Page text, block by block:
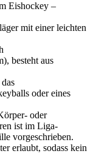
Eishockey –
mit einer leichten
besteht aus
oder eines
oder
ist im Liga-
vorgeschrieben.
erlaubt, sodass kein